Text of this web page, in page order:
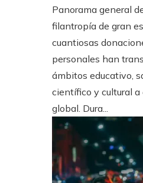
Panorama general
filantropía de gran
cuantiosas
personales han
ámbitos educativo,
científico y cultural a
global. Dura...